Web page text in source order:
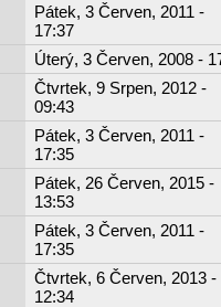
Pátek, 3 Červen, 2011 -
17:37
Úterý, 3 Červen, 2008 -
Čtvrtek, 9 Srpen, 2012 -
09:43
Pátek, 3 Červen, 2011 -
17:35
Pátek, 26 Červen, 2015 -
13:53
Pátek, 3 Červen, 2011 -
17:35
Čtvrtek, 6 Červen, 2013 -
12:34